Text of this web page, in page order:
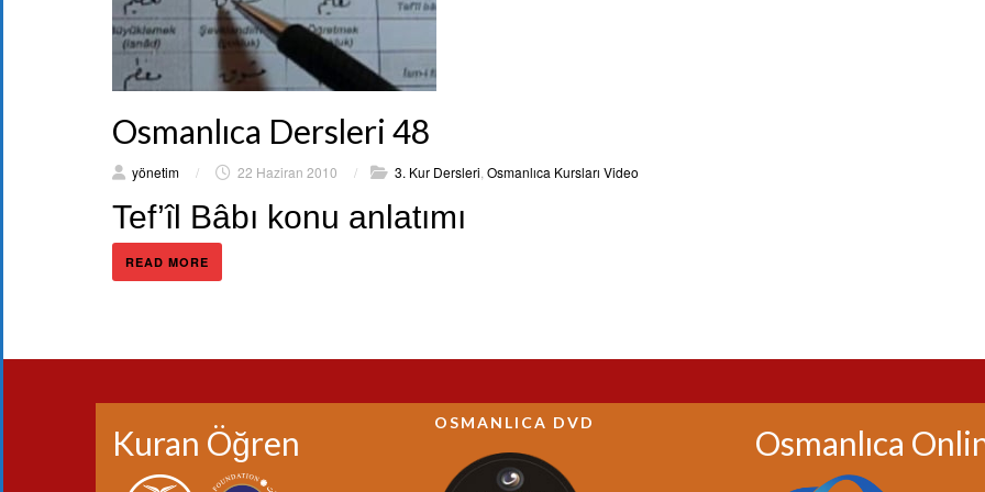
Osmanlıca Dersleri 48
yönetim / 22 Haziran 2010 / 3. Kur Dersleri Osmanlıca Kursları Video
Tef’îl Bâbı konu anlatımı
READ MORE
Kuran Öğren
OSMANLICA DVD
Osmanlıca